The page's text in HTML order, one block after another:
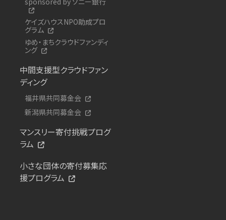
ケイズハウスNPO助成プロ
グラム
ゆめ・まちクラウドファンディ
ング
中間支援型クラウドファン
ディング
福井県共同募金会
新潟県共同募金会
マンスリー寄付挑戦プログ
ラム
小さな団体の寄付募集応
援プログラム